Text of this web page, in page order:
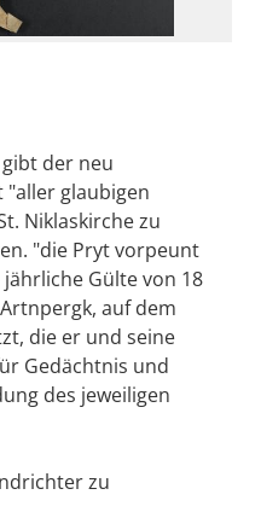
der neu
"aller glaubigen
Niklaskirche zu
"die Pryt vorpeunt
Gülte von 18
auf dem
die er und seine
Gedächtnis und
des jeweiligen
zu